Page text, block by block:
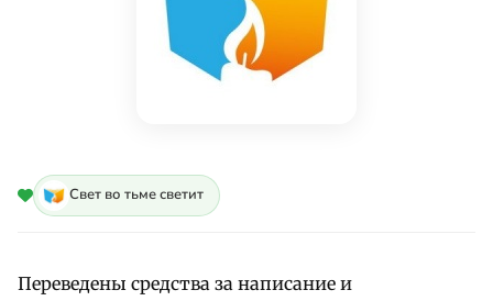
Свет во тьме светит
Переведены средства за написание и